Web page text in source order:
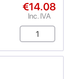
€14.08
Inc. IVA